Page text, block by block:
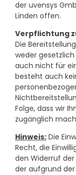
der uvensys
Linden offen.
Verpflichtung
Die
weder
auch nicht für
besteht auch
Folge, dass wir
zugänglich
Hinweis: Die
Recht, die
den Widerruf
der aufgrund der